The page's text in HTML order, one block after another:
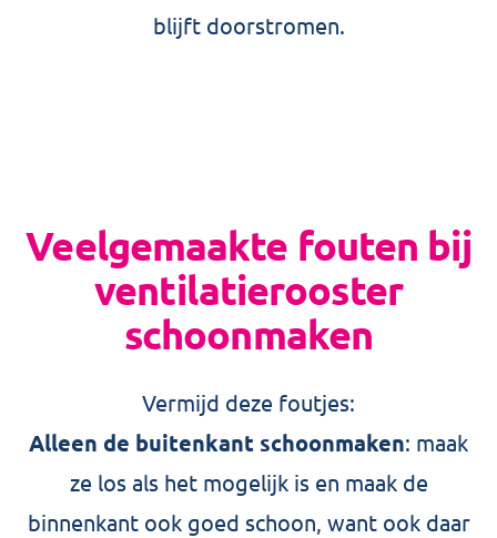
blijft doorstromen.
Veelgemaakte fouten bij
ventilatierooster
schoonmaken
Vermijd deze foutjes:
Alleen de buitenkant schoonmaken: maak
ze los als het mogelijk is en maak de
binnenkant ook goed schoon, want ook daar